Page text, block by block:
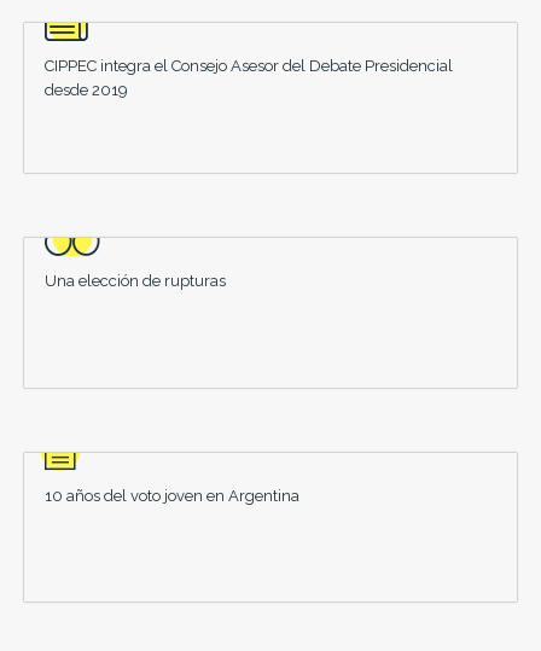
CIPPEC integra el Consejo Asesor del Debate Presidencial
desde 2019
Una elección de rupturas
10 años del voto joven en Argentina